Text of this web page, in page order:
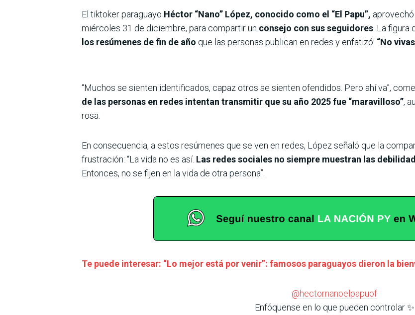
El tiktoker paraguayo Héctor “Nano” López, conocido como el “El Papu”,
miércoles 31 de diciembre, para compartir un consejo con sus seguidores . La
los resúmenes de fin de año que las personas publican en redes y enfatizó: “No
“Muchos se sienten identificados, capaz otros se sienten ofendidos. Pero ahí va”,
de las personas en redes intentan transmitir que su año 2025 fue “maravilloso”,
rosa.
En consecuencia, a estos resúmenes que se ven en redes, López señaló que la
frustración: “La vida no es así. Las redes sociales no siempre muestran las
Entonces, no se fijen en la vida de otra persona”.
Te puede interesar: “Lo mejor está por venir”: famosos paraguayos dieron la
@hectornanoelpapuof
Enfóquense en lo que pueden controlar ✨